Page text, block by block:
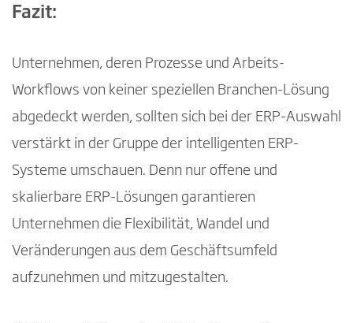
Fazit:
Unternehmen, deren Prozesse und Arbeits-
Workflows von keiner speziellen Branchen-Lösung
abgedeckt werden, sollten sich bei der ERP-Auswahl
verstärkt in der Gruppe der intelligenten ERP-
Systeme umschauen. Denn nur offene und
skalierbare ERP-Lösungen garantieren
Unternehmen die Flexibilität, Wandel und
Veränderungen aus dem Geschäftsumfeld
aufzunehmen und mitzugestalten.